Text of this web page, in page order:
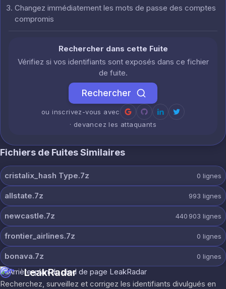
Changez immédiatement les mots de passe des comptes
compromis
Rechercher dans cette Fuite
Vérifiez si vos identifiants sont exposés dans ce fichier
de fuite.
Rechercher
ou inscrivez-vous avec
· devancez les attaquants
Fichiers de Fuites Similaires
cristalix_hash Type.7z 0 lignes
allstate.7z 993 lignes
newcastle.7z 440 903 lignes
frontier_airlines.7z 0 lignes
bonava.7z 0 lignes
LeakRadar
Recherchez, surveillez et corrigez les identifiants divulgués en